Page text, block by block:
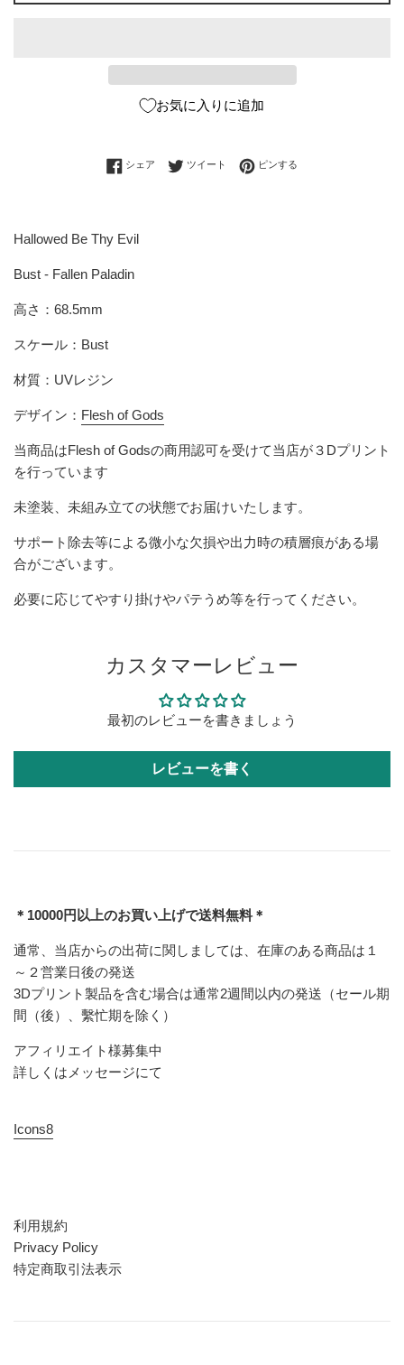
お気に入りに追加
シェア Facebookでシェアする
ツイート Twitterに投稿する
ピンする
Hallowed Be Thy Evil
Bust - Fallen Paladin
高さ：68.5mm
スケール：Bust
材質：UVレジン
デザイン： Flesh of Gods
当商品はFlesh of Godsの商用認可を受けて当店が３Dプリント
を行っています
未塗装、未組み立ての状態でお届けいたします。
サポート除去等による微小な欠損や出力時の積層痕がある場
合がございます。
必要に応じてやすり掛けやパテうめ等を行ってください。
カスタマーレビュー
最初のレビューを書きましょう
レビューを書く
＊10000円以上のお買い上げで送料無料＊
通常、当店からの出荷に関しましては、在庫のある商品は１
～２営業日後の発送
3Dプリント製品を含む場合は通常2週間以内の発送（セール期
間（後）、繫忙期を除く）
アフィリエイト様募集中
詳しくはメッセージにて
Icons8
利用規約
Privacy Policy
特定商取引法表示